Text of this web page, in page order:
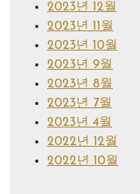
2023년 12월
2023년 11월
2023년 10월
2023년 9월
2023년 8월
2023년 7월
2023년 4월
2022년 12월
2022년 10월